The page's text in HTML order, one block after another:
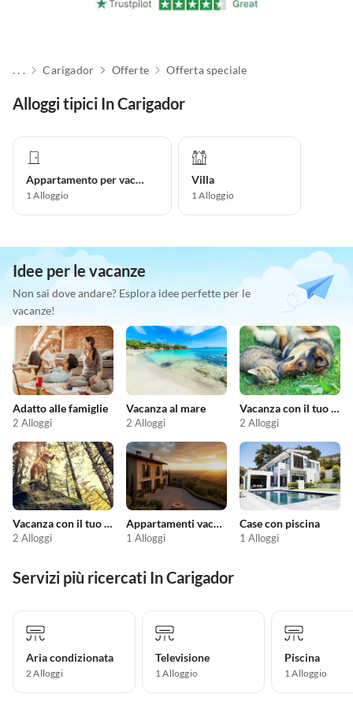
. . . Carigador Offerte Offerta speciale
Alloggi tipici In Carigador
Appartamento per vacanze
1Alloggio
Villa
1Alloggio
Idee per le vacanze
Non sai dove andare? Esplora idee perfette per le
vacanze!
Adatto alle famiglie
2 Alloggi
Vacanza al mare
2 Alloggi
Vacanza con il tuo animale domestico
2 Alloggi
Vacanza con il tuo cane
2 Alloggi
Appartamenti vacanze economici
1 Alloggi
Case con piscina
1 Alloggi
Servizi più ricercati In Carigador
Aria condizionata
2 Alloggi
Televisione
1 Alloggio
Piscina
1 Alloggio